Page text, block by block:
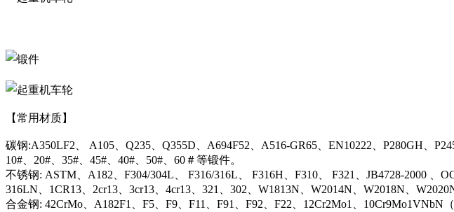
【常用材质】
碳钢:A350LF2、 A105、Q235、Q355D、A694F52、A516-GR65、EN10222、P280GH、
10#、20#、35#、45#、40#、50#、60＃等锻件。
不锈钢: ASTM、A182、F304/304L、 F316/316L、 F316H、F310、 F321、JB4728-2000 、
316LN、1CR13、2cr13、3cr13、4cr13、321、302、W1813N、W2014N、W2018N、
合金钢: 42CrMo、A182F1、F5、F9、F11、F91、F92、F22、12Cr2Mo1、10Cr9Mo1VNbN